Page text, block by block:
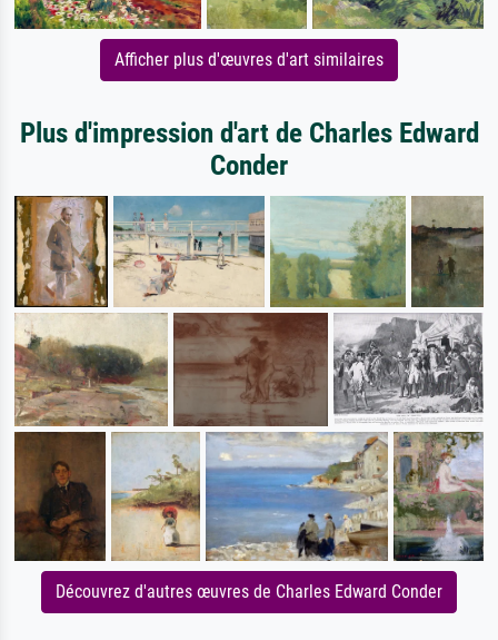
Afficher plus d'œuvres d'art similaires
Plus d'impression d'art de Charles Edward
Conder
Découvrez d'autres œuvres de Charles Edward Conder